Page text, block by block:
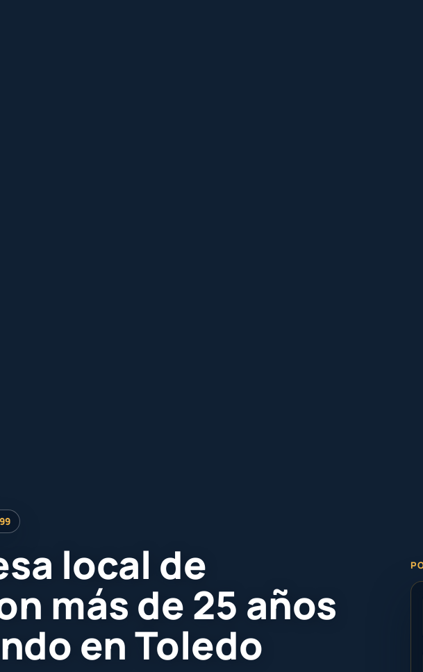
local de
más de 25 años
en Toledo